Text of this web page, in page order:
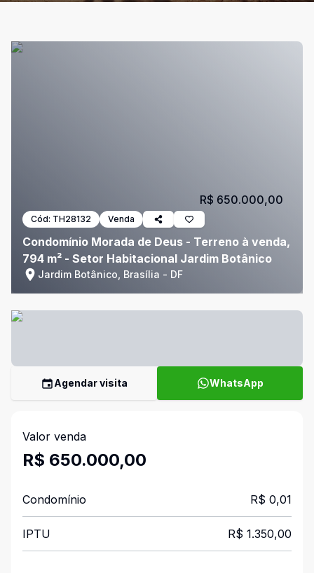
Cód: TH28132 Venda
Condomínio Morada de Deus - Terreno à venda,
794 m² - Setor Habitacional Jardim Botânico
Jardim Botânico, Brasília - DF
R$ 650.000,00
Agendar visita WhatsApp
Valor venda
R$ 650.000,00
Condomínio R$ 0,01
IPTU R$ 1.350,00